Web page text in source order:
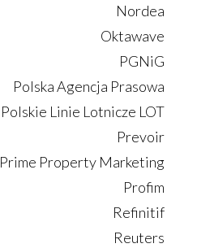
Nordea
Oktawave
PGNiG
Polska Agencja Prasowa
Polskie Linie Lotnicze LOT
Prevoir
Prime Property Marketing
Profim
Refinitif
Reuters